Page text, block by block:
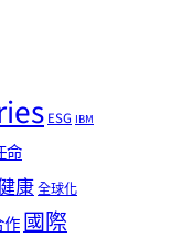
ESG IBM
命
康全球化
作國際